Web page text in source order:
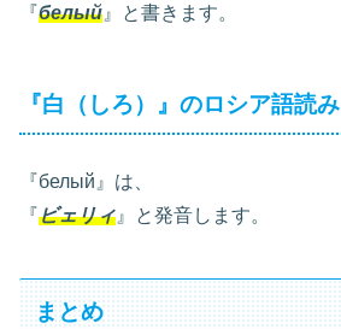
『белый 』と書きます。
『白（しろ）』のロシア語読み
『белый』は、
『ビェリィ 』と発音します。
まとめ